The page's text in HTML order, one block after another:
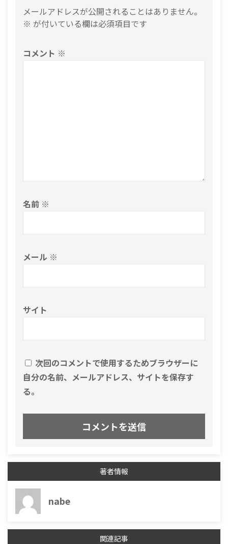
メールアドレスが公開されることはありません。
※ が付いている欄は必須項目です
コメント ※
名前 ※
メール ※
サイト
次回のコメントで使用するためブラウザーに
自分の名前、メールアドレス、サイトを保存す
る。
著者情報
nabe
関連記事